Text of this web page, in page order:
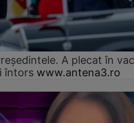
A plecat în
întors www.antena3.ro